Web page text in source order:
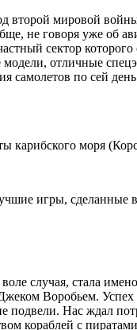
второй мировой
не говоря уже об
сектор
отличные
самолетов по сей
карибского моря
случая, стала
Воробьем. Успех
подвели. Нас ждал
кораблей с